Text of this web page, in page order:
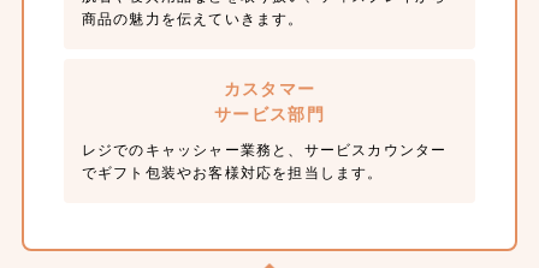
商品の魅力を伝えていきます。
カスタマー
サービス部門
レジでのキャッシャー業務と、サービスカウンター
でギフト包装やお客様対応を担当します。